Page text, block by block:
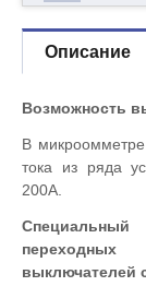
Описание
Возможность
В
тока из ряда
200А.
переходных
выключателей